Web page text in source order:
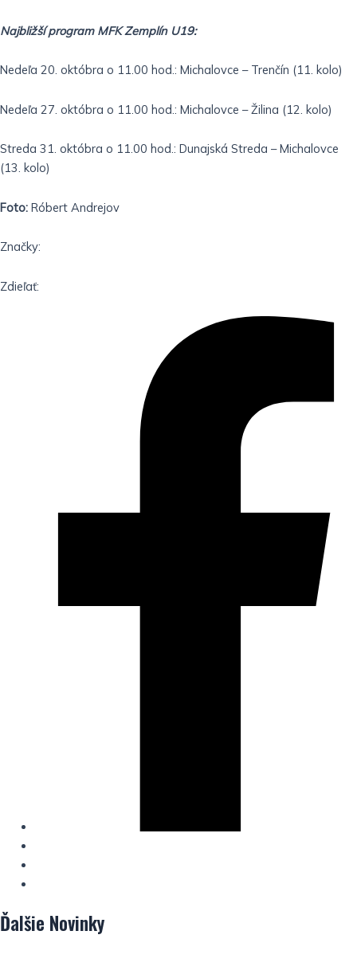
Najbližší program MFK Zemplín U19:
Nedeľa 20. októbra o 11.00 hod.: Michalovce – Trenčín (11. kolo)
Nedeľa 27. októbra o 11.00 hod.: Michalovce – Žilina (12. kolo)
Streda 31. októbra o 11.00 hod.: Dunajská Streda – Michalovce
(13. kolo)
Foto: Róbert Andrejov
Značky:
Zdieľať:
Ďalšie Novinky